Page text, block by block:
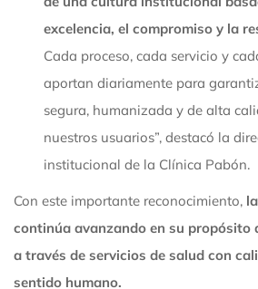
excelencia, el compromiso y la
Cada proceso, cada servicio y
aportan diariamente para
segura, humanizada y de alta
nuestros usuarios”, destacó la
institucional de la Clínica Pabón.
Con este importante reconocimiento,
continúa avanzando en su propósito
a través de servicios de salud con
sentido humano.